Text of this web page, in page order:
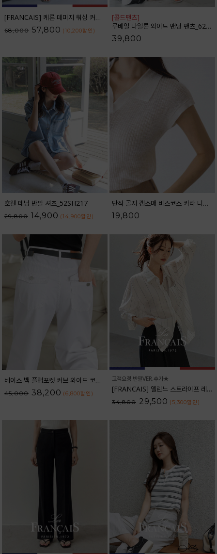
[FRANCAIS] 케론 데미지 워싱 커브라인 와이드 데님팬츠_F6H479DP
68,000 57,800 (10,200할인 )
[콜드팬츠]
루베일 나일론 와이드 밴딩 팬츠_62PT2616
39,800
호웬 데님 반팔 셔츠_52SH217
29,800 14,900 (14,900할인 )
단작 골지 캡소매 비스코스 카라 니트_62KN2562
19,800
베이스 백 플랩포켓 커브 와이드 코튼팬츠_61PT2527
45,000 38,200 (6,800할인 )
고객요청 반팔VER.추가★
[FRANCAIS] 엘린느 스트라이프 레이온 셔츠_F6S261SH
34,800 29,500 (5,300할인 )